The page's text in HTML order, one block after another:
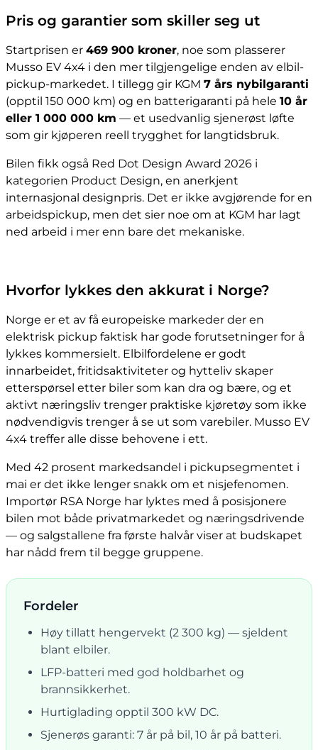
Pris og garantier som skiller seg ut
Startprisen er 469 900 kroner, noe som plasserer
Musso EV 4x4 i den mer tilgjengelige enden av elbil-
pickup-markedet. I tillegg gir KGM 7 års nybilgaranti
(opptil 150 000 km) og en batterigaranti på hele 10 år
eller 1 000 000 km — et usedvanlig sjenerøst løfte
som gir kjøperen reell trygghet for langtidsbruk.
Bilen fikk også Red Dot Design Award 2026 i
kategorien Product Design, en anerkjent
internasjonal designpris. Det er ikke avgjørende for en
arbeidspickup, men det sier noe om at KGM har lagt
ned arbeid i mer enn bare det mekaniske.
Hvorfor lykkes den akkurat i Norge?
Norge er et av få europeiske markeder der en
elektrisk pickup faktisk har gode forutsetninger for å
lykkes kommersielt. Elbilfordelene er godt
innarbeidet, fritidsaktiviteter og hytteliv skaper
etterspørsel etter biler som kan dra og bære, og et
aktivt næringsliv trenger praktiske kjøretøy som ikke
nødvendigvis trenger å se ut som varebiler. Musso EV
4x4 treffer alle disse behovene i ett.
Med 42 prosent markedsandel i pickupsegmentet i
mai er det ikke lenger snakk om et nisjefenomen.
Importør RSA Norge har lyktes med å posisjonere
bilen mot både privatmarkedet og næringsdrivende
— og salgstallene fra første halvår viser at budskapet
har nådd frem til begge gruppene.
Fordeler
Høy tillatt hengervekt (2 300 kg) — sjeldent
blant elbiler.
LFP-batteri med god holdbarhet og
brannsikkerhet.
Hurtiglading opptil 300 kW DC.
Sjenerøs garanti: 7 år på bil, 10 år på batteri.